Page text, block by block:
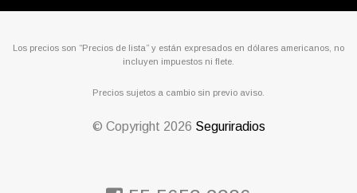
Los precios son “Precios de lista” y están expresados en dólares americanos, no
incluyen impuestos ni flete.
Precios sujetos a cambio sin previo aviso.
© Copyright 2026 Seguriradios